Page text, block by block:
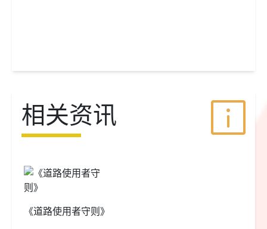
相关资讯
《道路使用者守则》